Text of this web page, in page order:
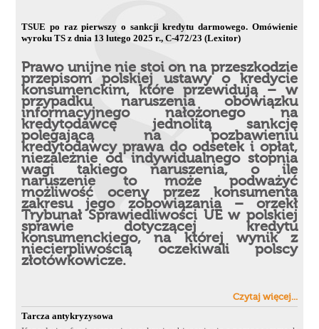
TSUE po raz pierwszy o sankcji kredytu darmowego. Omówienie
wyroku TS z dnia 13 lutego 2025 r., C-472/23 (Lexitor)
Prawo unijne nie stoi on na przeszkodzie
przepisom polskiej ustawy o kredycie
konsumenckim, które przewidują – w
przypadku naruszenia obowiązku
informacyjnego nałożonego na
kredytodawcę jednolitą sankcję
polegającą na pozbawieniu
kredytodawcy prawa do odsetek i opłat,
niezależnie od indywidualnego stopnia
wagi takiego naruszenia, o ile
naruszenie to może podważyć
możliwość oceny przez konsumenta
zakresu jego zobowiązania – orzekł
Trybunał Sprawiedliwości UE w polskiej
sprawie dotyczącej kredytu
konsumenckiego, na której wynik z
niecierpliwością oczekiwali polscy
złotówkowicze.
Czytaj więcej...
Tarcza antykryzysowa